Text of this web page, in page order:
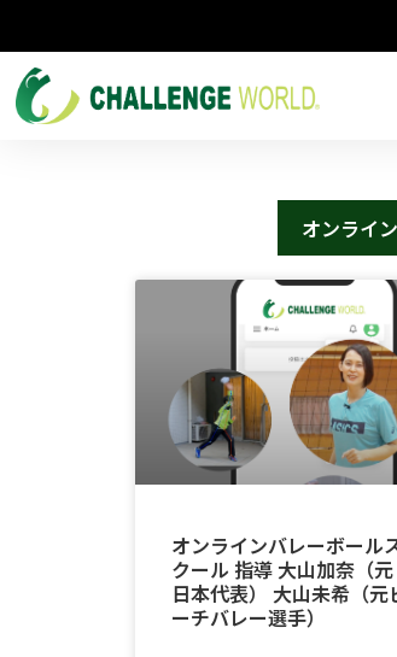
オンライ
オンラインバレーボール
クール 指導 大山加奈（元
日本代表） 大山未希（元
ーチバレー選手）